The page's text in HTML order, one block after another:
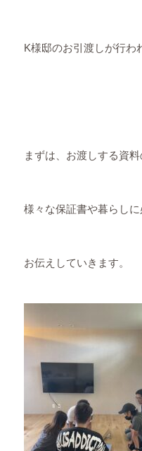
K様邸のお引渡しが行わ
まずは、お渡しする資
様々な保証書や暮らし
お伝えしていきます。